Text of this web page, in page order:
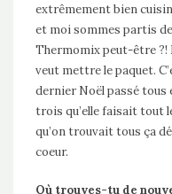
extrêmement bien
et moi sommes partis
Thermomix peut-être ?!
veut mettre le paquet.
dernier Noël passé tous
trois qu’elle faisait tout
qu’on trouvait tous ça
coeur.
Où trouves-tu de